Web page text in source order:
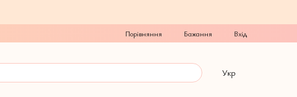
Порівняння Бажання Вхід
Укр